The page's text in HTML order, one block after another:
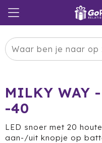
Kerstpakketten
Reclamedragers
Carnaval
Koningsdag
Zomer
24 ICE
Air Up
American Tourister
MILKY WAY
-40
LED snoer met 20
aan-/uit knopje op